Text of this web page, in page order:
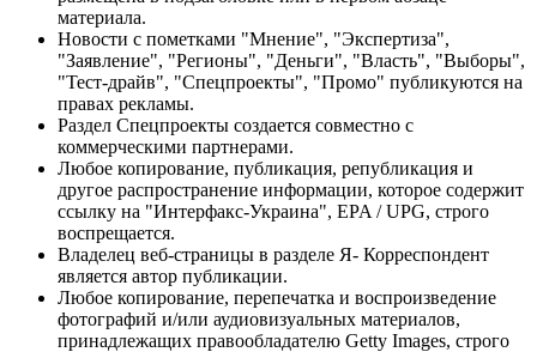
материала.
Новости с пометками "Мнение", "Экспертиза",
"Заявление", "Регионы", "Деньги", "Власть", "Выборы",
"Тест-драйв", "Спецпроекты", "Промо" публикуются на
правах рекламы.
Раздел Спецпроекты создается совместно с
коммерческими партнерами.
Любое копирование, публикация, републикация и
другое распространение информации, которое содержит
ссылку на "Интерфакс-Украина", EPA / UPG, строго
воспрещается.
Владелец веб-страницы в разделе Я- Корреспондент
является автор публикации.
Любое копирование, перепечатка и воспроизведение
фотографий и/или аудиовизуальных материалов,
принадлежащих правообладателю Getty Images, строго